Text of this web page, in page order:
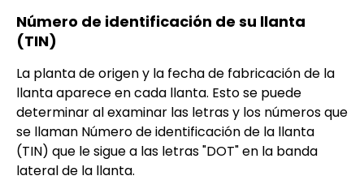
Número de identificación de su llanta
(TIN)
La planta de origen y la fecha de fabricación de la
llanta aparece en cada llanta. Esto se puede
determinar al examinar las letras y los números que
se llaman Número de identificación de la llanta
(TIN) que le sigue a las letras "DOT" en la banda
lateral de la llanta.